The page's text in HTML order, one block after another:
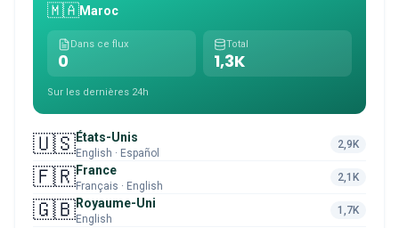
🇲🇦Maroc
Dans ce flux
0
Total
1,3K
Sur les dernières 24h
🇺🇸États-Unis
English · Español
2,9K
🇫🇷France
Français · English
2,1K
🇬🇧Royaume-Uni
English
1,7K